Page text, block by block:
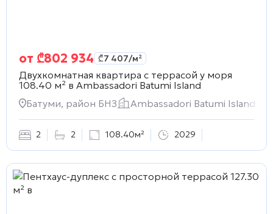
от ₾802 934 ₾7 407/м²
Двухкомнатная квартира с террасой у моря
108.40 м² в Ambassadori Batumi Island
Батуми, район БНЗ
Ambassadori Batumi Island
2 2 108.40м² 2029